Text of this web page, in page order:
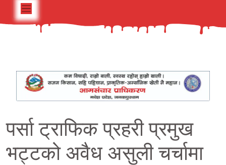
पर्सा ट्राफिक प्रहरी प्रमुख
भट्टको अवैध असुली चर्चामा